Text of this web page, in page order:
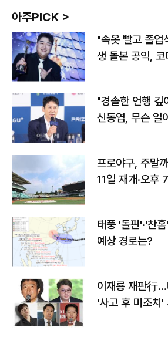
아주PICK >
"속옷 빨고 졸
생 돌본 공익, 코
"경솔한 언행
신동엽, 무슨 일
프로야구, 주말
11일 재개·오후
태풍 '돌핀'·'찬
예상 경로는?
이재룡 재판行…
'사고 후 미조치'